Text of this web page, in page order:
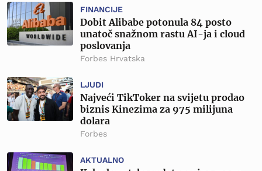
FINANCIJE
Dobit Alibabe potonula 84 posto
unatoč snažnom rastu AI-ja i cloud
poslovanja
Forbes Hrvatska
LJUDI
Najveći TikToker na svijetu prodao
biznis Kinezima za 975 milijuna
dolara
Forbes
AKTUALNO